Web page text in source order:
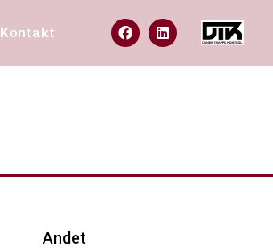
Kontakt
Andet